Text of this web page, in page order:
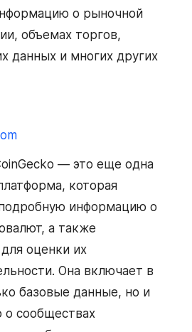
о рыночной
объемах торгов,
данных и многих других
— это еще одна
которая
информацию о
а также
оценки их
Она включает в
базовые данные, но и
сообществах